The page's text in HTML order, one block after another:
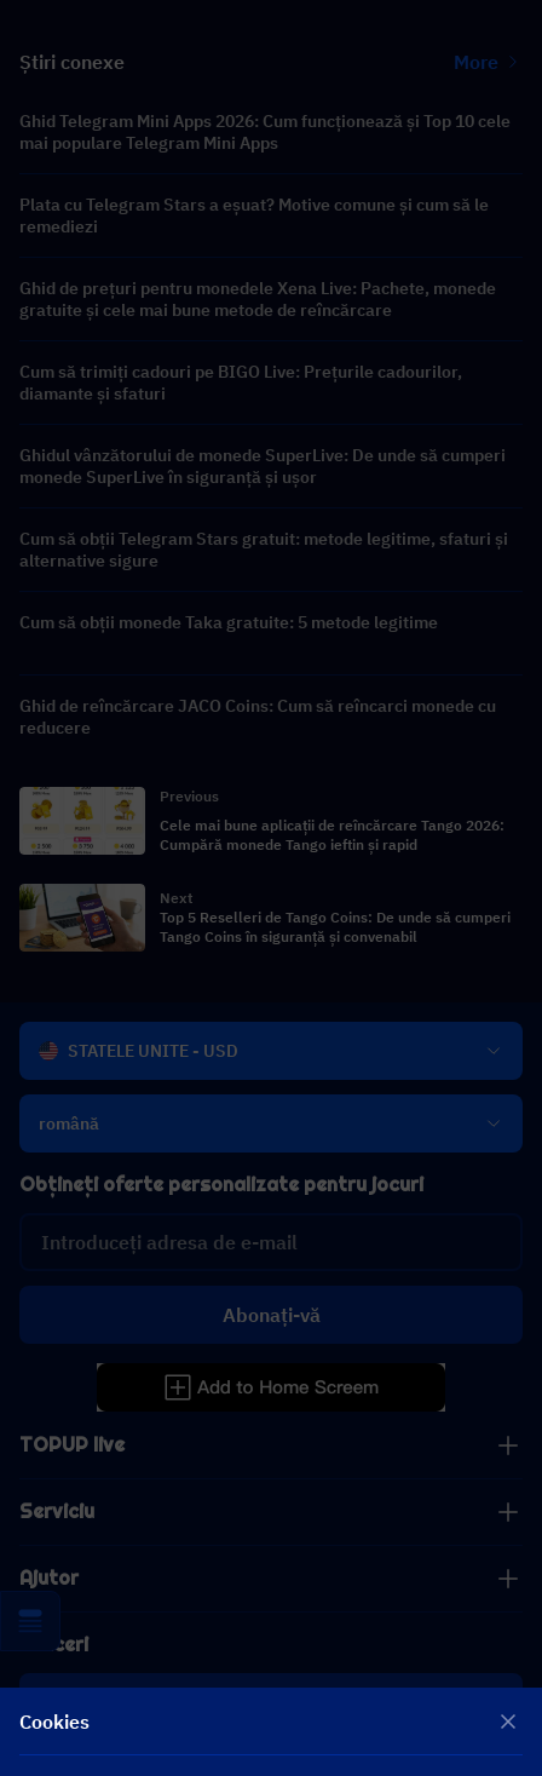
Știri conexe More
Ghid Telegram Mini Apps 2026: Cum funcționează și Top 10 cele
mai populare Telegram Mini Apps
Plata cu Telegram Stars a eșuat? Motive comune și cum să le
remediezi
Ghid de prețuri pentru monedele Xena Live: Pachete, monede
gratuite și cele mai bune metode de reîncărcare
Cum să trimiți cadouri pe BIGO Live: Prețurile cadourilor,
diamante și sfaturi
Ghidul vânzătorului de monede SuperLive: De unde să cumperi
monede SuperLive în siguranță și ușor
Cum să obții Telegram Stars gratuit: metode legitime, sfaturi și
alternative sigure
Cum să obții monede Taka gratuite: 5 metode legitime
Ghid de reîncărcare JACO Coins: Cum să reîncarci monede cu
reducere
Previous
Cele mai bune aplicații de reîncărcare Tango 2026:
Cumpără monede Tango ieftin și rapid
Next
Top 5 Reselleri de Tango Coins: De unde să cumperi
Tango Coins în siguranță și convenabil
STATELE UNITE - USD
română
TOPUP live
Serviciu
Ajutor
Afaceri
[email protected]
Obțineți oferte personalizate pentru jocuri
Abonați-vă
Cookies